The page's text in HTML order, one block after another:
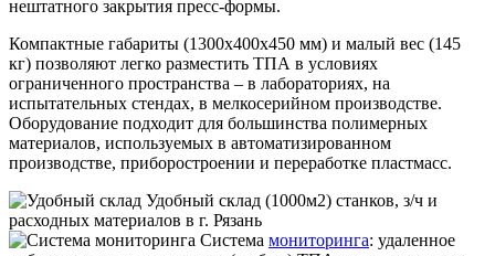
нештатного закрытия пресс-формы.
Компактные габариты (1300х400х450 мм) и малый вес (145
кг) позволяют легко разместить ТПА в условиях
ограниченного пространства – в лабораториях, на
испытательных стендах, в мелкосерийном производстве.
Оборудование подходит для большинства полимерных
материалов, используемых в автоматизированном
производстве, приборостроении и переработке пластмасс.
Удобный склад (1000м2) станков, з/ч и
расходных материалов в г. Рязань
Система мониторинга: удаленное